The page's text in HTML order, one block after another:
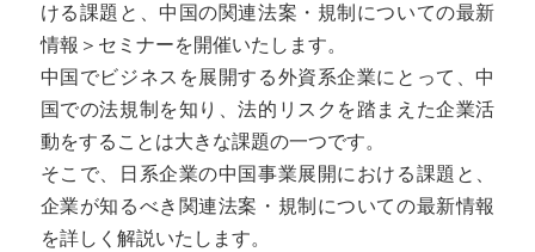
ける課題と、中国の関連法案・規制についての最新
情報＞セミナーを開催いたします。
中国でビジネスを展開する外資系企業にとって、中
国での法規制を知り、法的リスクを踏まえた企業活
動をすることは大きな課題の一つです。
そこで、日系企業の中国事業展開における課題と、
企業が知るべき関連法案・規制についての最新情報
を詳しく解説いたします。